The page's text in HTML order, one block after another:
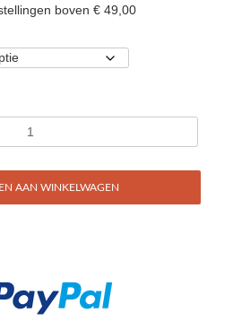
boven € 49,00
AAN WINKELWAGEN